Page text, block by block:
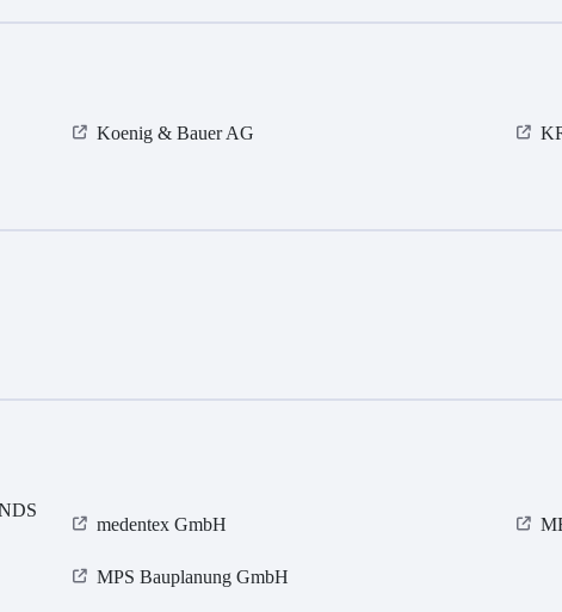
Koenig & Bauer AG
medentex GmbH
MPS Bauplanung GmbH